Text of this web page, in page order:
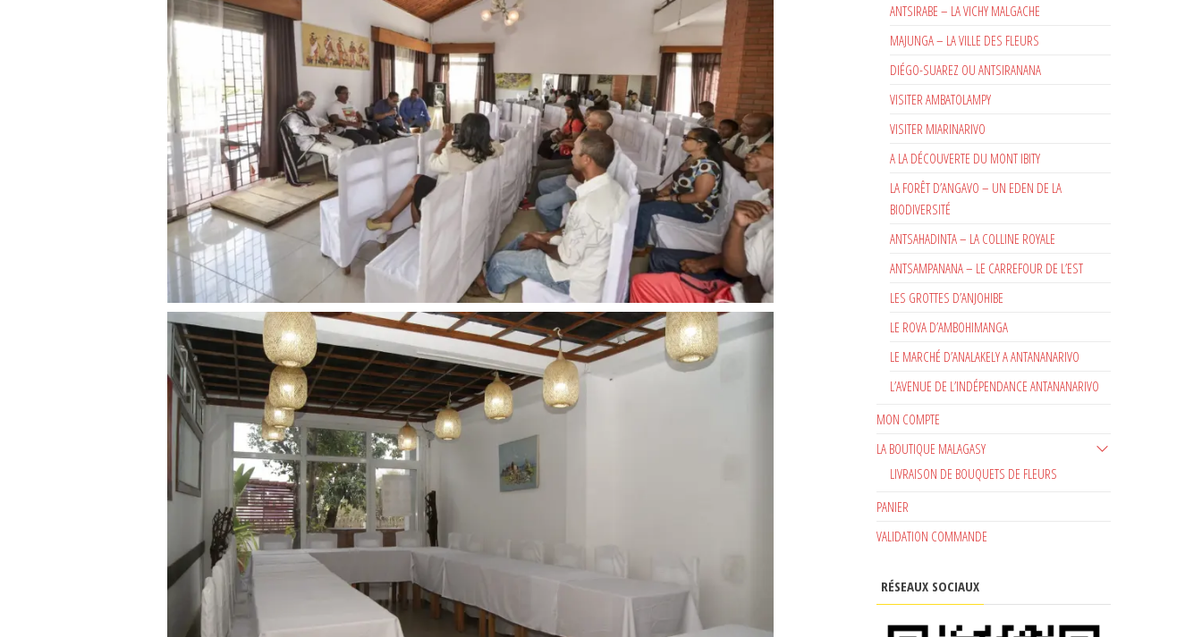
ANTSIRABE – LA VICHY MALGACHE
MAJUNGA – LA VILLE DES FLEURS
DIÉGO-SUAREZ OU ANTSIRANANA
VISITER AMBATOLAMPY
VISITER MIARINARIVO
A LA DÉCOUVERTE DU MONT IBITY
LA FORÊT D’ANGAVO – UN EDEN DE LA
BIODIVERSITÉ
ANTSAHADINTA – LA COLLINE ROYALE
ANTSAMPANANA – LE CARREFOUR DE L’EST
LES GROTTES D’ANJOHIBE
LE ROVA D’AMBOHIMANGA
LE MARCHÉ D’ANALAKELY A ANTANANARIVO
L’AVENUE DE L’INDÉPENDANCE ANTANANARIVO
MON COMPTE
LA BOUTIQUE MALAGASY
LIVRAISON DE BOUQUETS DE FLEURS
PANIER
VALIDATION COMMANDE
RÉSEAUX SOCIAUX